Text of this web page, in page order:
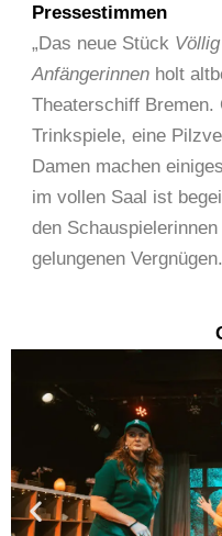
Pressestimmen
„Das neue Stück
Anfängerinnen holt
Theaterschiff Bremen.
Trinkspiele, eine
Damen machen
im vollen Saal ist
den
gelungenen